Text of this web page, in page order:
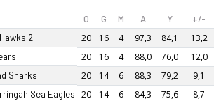
O G M A Y +/-
2 20 16 4 97,3 84,1 13,2
20 16 4 88,0 76,0 12,0
Sharks 20 14 6 88,3 79,2 9,1
Sea Eagles 20 14 6 84,3 75,6 8,7